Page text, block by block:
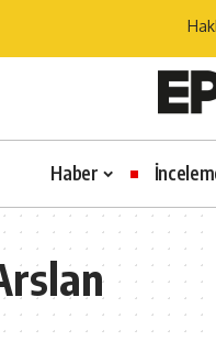
Haber